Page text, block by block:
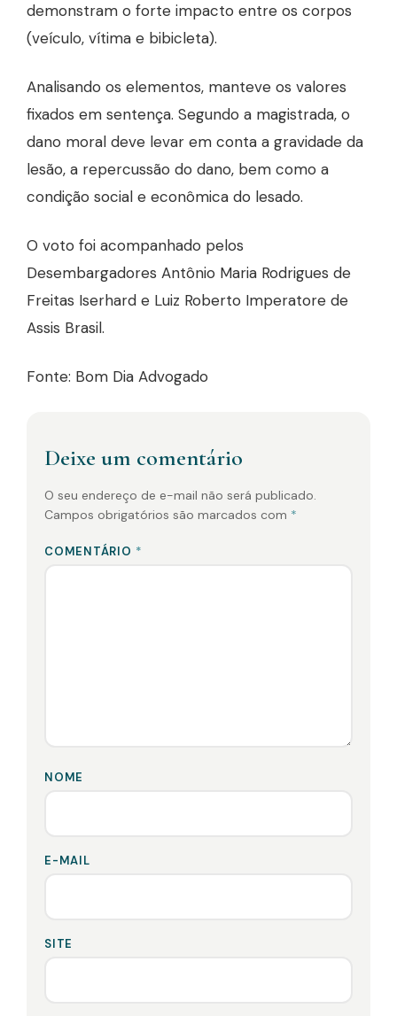
demonstram o forte impacto entre os corpos
(veículo, vítima e bibicleta).
Analisando os elementos, manteve os valores
fixados em sentença. Segundo a magistrada, o
dano moral deve levar em conta a gravidade da
lesão, a repercussão do dano, bem como a
condição social e econômica do lesado.
O voto foi acompanhado pelos
Desembargadores Antônio Maria Rodrigues de
Freitas Iserhard e Luiz Roberto Imperatore de
Assis Brasil.
Fonte: Bom Dia Advogado
Deixe um comentário
O seu endereço de e-mail não será publicado.
Campos obrigatórios são marcados com *
COMENTÁRIO *
NOME
E-MAIL
SITE